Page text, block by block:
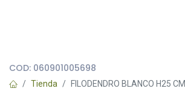
COD: 060901005698
Tienda FILODENDRO BLANCO H25